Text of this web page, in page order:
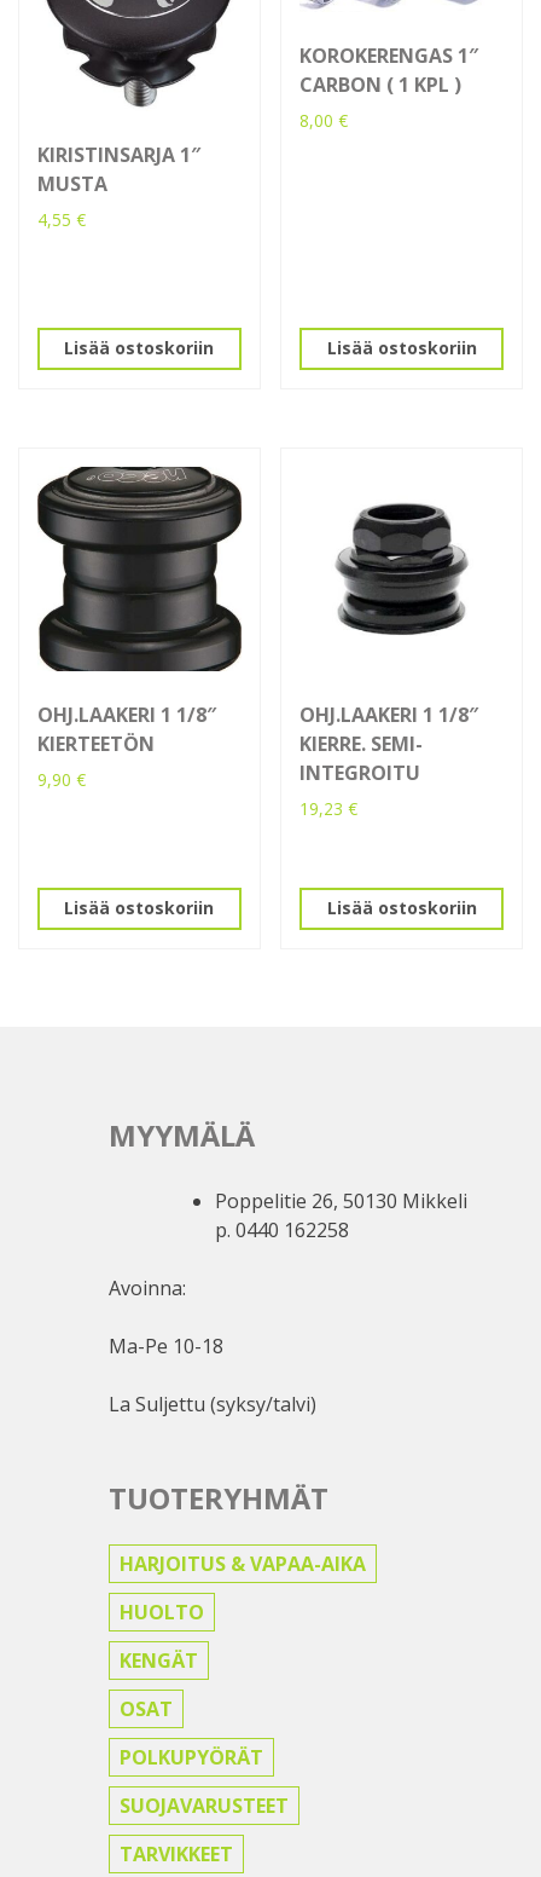
KIRISTINSARJA 1″
MUSTA
4,55 €
Lisää ostoskoriin
KOROKERENGAS 1″
CARBON ( 1 KPL )
8,00€
Lisää ostoskoriin
OHJ.LAAKERI 1 1/8″
KIERTEETÖN
9,90 €
Lisää ostoskoriin
OHJ.LAAKERI 1 1/8″
KIERRE. SEMI-
INTEGROITU
19,23€
Lisää ostoskoriin
MYYMÄLÄ
Poppelitie 26, 50130 Mikkeli
p. 0440 162258
Avoinna:
Ma-Pe 10-18
La Suljettu (syksy/talvi)
TUOTERYHMÄT
HARJOITUS & VAPAA-AIKA
HUOLTO
KENGÄT
OSAT
POLKUPYÖRÄT
SUOJAVARUSTEET
TARVIKKEET